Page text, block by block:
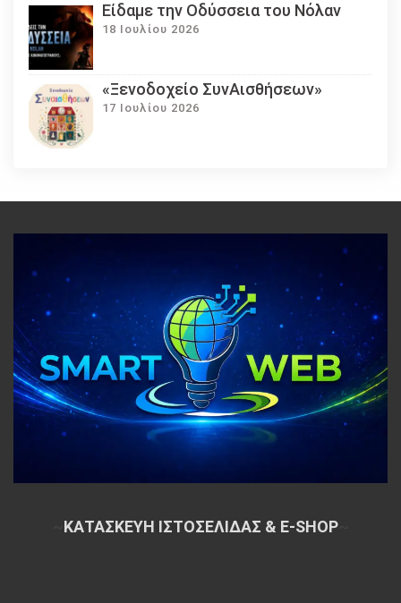
Eίδαμε την Οδύσσεια του Νόλαν
18 Ιουλίου 2026
«Ξενοδοχείο ΣυνΑισθήσεων»
17 Ιουλίου 2026
ΚΑΤΑΣΚΕΥΗ ΙΣΤΟΣΕΛΙΔΑΣ & E-SHOP~